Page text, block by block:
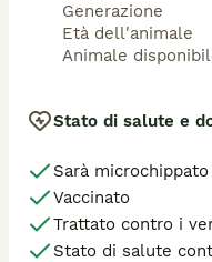
Generazione
Età dell'animale
Animale
Stato di salute e
Sarà
Vaccinato
Trattato contro i
Stato di salute